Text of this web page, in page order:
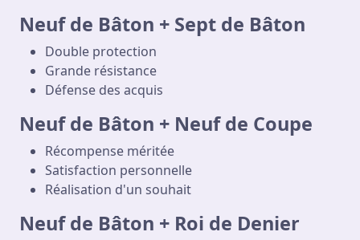
Neuf de Bâton + Sept de Bâton
Double protection
Grande résistance
Défense des acquis
Neuf de Bâton + Neuf de Coupe
Récompense méritée
Satisfaction personnelle
Réalisation d'un souhait
Neuf de Bâton + Roi de Denier